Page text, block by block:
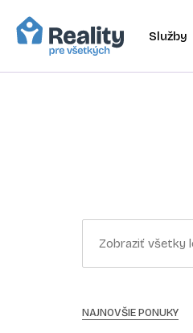
Služby
NAJNOVŠIE PONUKY